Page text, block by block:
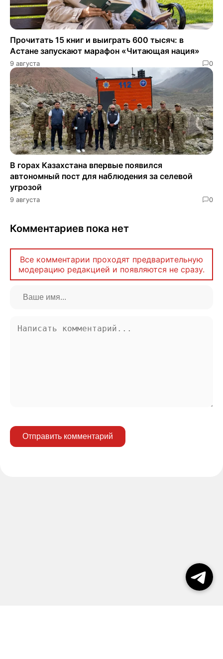
Прочитать 15 книг и выиграть 600 тысяч: в
Астане запускают марафон «Читающая нация»
9 августа 0
В горах Казахстана впервые появился
автономный пост для наблюдения за селевой
угрозой
9 августа 0
Комментариев пока нет
Все комментарии проходят предварительную
модерацию редакцией и появляются не сразу.
Отправить комментарий